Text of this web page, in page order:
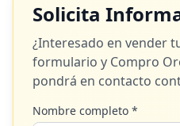
Solicita
¿Interesado en vender
formulario y Compro
pondrá en contacto
Nombre completo *